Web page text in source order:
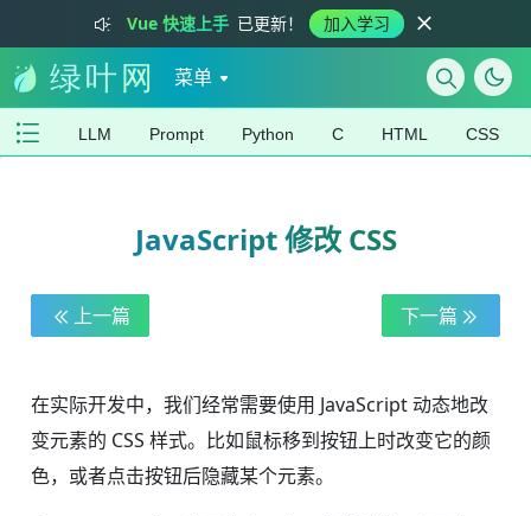
Vue 快速上手 已更新！ 加入学习
菜单
LLM Prompt Python C HTML CSS
JavaScript 修改 CSS
上一篇 下一篇
在实际开发中，我们经常需要使用 JavaScript 动态地改
变元素的 CSS 样式。比如鼠标移到按钮上时改变它的颜
色，或者点击按钮后隐藏某个元素。